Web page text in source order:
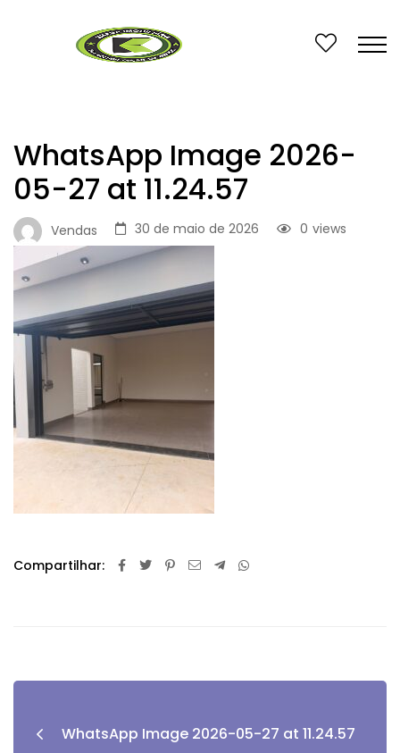
WhatsApp Image 2026-
05-27 at 11.24.57
Vendas 30 de maio de 2026 views
0
Compartilhar:
WhatsApp Image 2026-05-27 at 11.24.57